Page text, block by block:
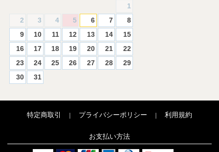
1
2
3 4 5 6 7
8
9
10 11 12 13 14
15
16
17 18 19 20 21
22
23
24 25 26 27 28
29
30
31
特定商取引 ｜ プライバシーポリシー ｜ 利用規約
お支払い方法